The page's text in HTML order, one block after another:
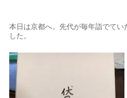
本日は京都へ。先代が毎年詣でてい
した。